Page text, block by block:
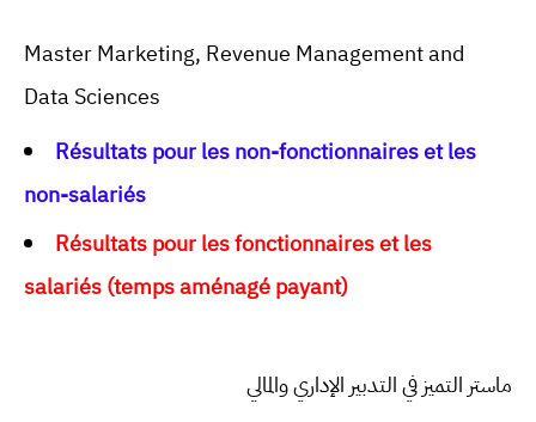
Master Marketing, Revenue Management and
Data Sciences
Résultats pour les non-fonctionnaires et les
non-salariés
Résultats pour les fonctionnaires et les
salariés (temps aménagé payant)
ماستر التميز في التدبير الإداري والمالي